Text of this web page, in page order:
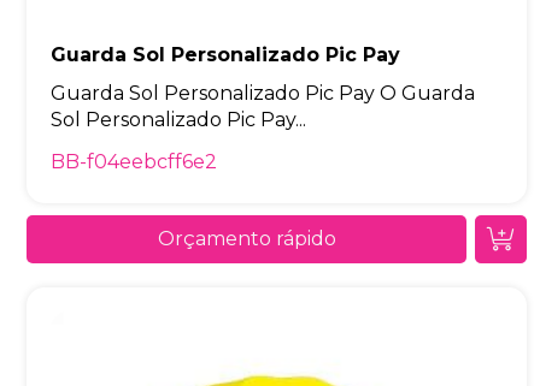
Guarda Sol Personalizado Pic Pay
Guarda Sol Personalizado Pic Pay O Guarda
Sol Personalizado Pic Pay...
BB-f04eebcff6e2
Orçamento rápido